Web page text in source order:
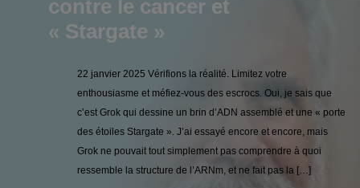
contre le cancer et
« Stargate »
22 janvier 2025 Vérifions la réalité. Limitez votre
enthousiasme et méfiez-vous des escrocs. Oui, je sais que
c’est Grok qui dessine un brin d’ADN assemblé et une « porte
des étoiles Stargate ». J’ai essayé encore et encore, mais
Grok ne pouvait tout simplement pas comprendre à quoi
ressemble la structure de l’ARNm, et ne fait pas la […]